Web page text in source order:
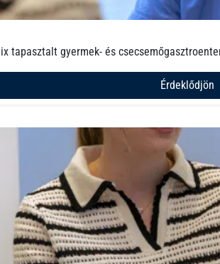
tapasztalt gyermek- és
Érdeklődjön